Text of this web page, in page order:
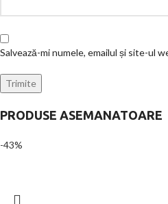
Salvează-mi numele, emailul și site-ul
PRODUSE ASEMANATOARE
-43%